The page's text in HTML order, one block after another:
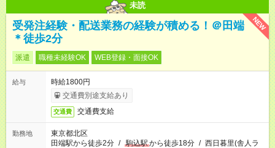
未読
NEW
受発注経験・配送業務の経験が積める！＠田端
＊徒歩2分
派遣 職種未経験OK WEB登録・面接OK
給与
時給1800円
交通費別途支給あり
交通費 交通費支給
勤務地
東京都北区
田端駅から徒歩2分 / 駒込駅から徒歩18分 / 西日暮里(舎人ラ